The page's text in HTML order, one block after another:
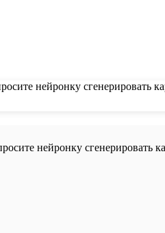
нейронку сгенерировать